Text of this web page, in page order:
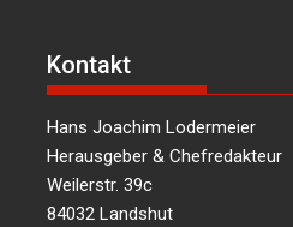
Kontakt
Hans Joachim Lodermeier
Herausgeber & Chefredakteur
Weilerstr. 39c
84032 Landshut